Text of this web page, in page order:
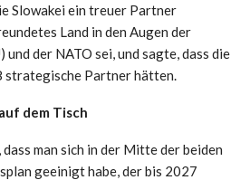
Slowakei ein treuer Partner
Land in den Augen der
und der NATO sei, und sagte, dass die
strategische Partner hätten.
dem Tisch
man sich in der Mitte der beiden
geeinigt habe, der bis 2027